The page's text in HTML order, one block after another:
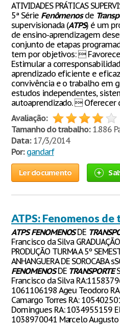
ATIVIDADES PRÁTICAS
5ª Série Fenômenosde
supervisionada (ATPS) é um
de ensino-aprendizagem
conjunto de etapas
tem por objetivos: 
Estimular a
aprendizado eficiente e
convivência e o trabalho em
estudos independentes,
autoaprendizado.  Oferecer
Avaliação:
Tamanho do trabalho:1.886
Data:17/3/2014
Por: gandarf
Ler documento
ATPS: Fenomenos
ATPS FENOMENOSDE
Francisco da Silva GRADUAÇÃO
PRODUÇÃO TURMA A 5º
ANHANGUERA DE SOROCABA
FENOMENOSDE TRANSPORTE
Francisco da Silva
1061106198 Ageu Teodoro
Camargo Torres RA:
Domingues RA: 1034955159
1038970041 Marcelo Augusto